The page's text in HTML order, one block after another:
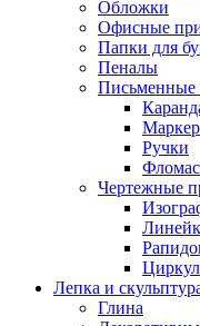
Обложки
Офисные
Папки для
Пеналы
Письменные
Ручки
Чертежные
Лепка и
Глина